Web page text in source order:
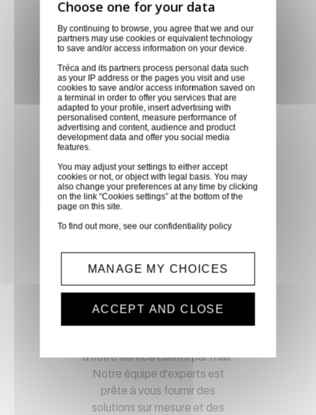
Livraison via GLS
Retirer vos produits
directement en magasin ou
faites vous livrer chez vous ou
dans les points relais de notre
partenaire GLS, partout en
France métropolitaine et en
Europe entre 24h et 48h après
mise à disposition des produits
à notre transporteur.
Paiement sécurisé
Paiement CB, virement,
Service client
Optez pour la tranquillité
d'esprit en confiant vos
à notre service clients par mail.
Notre équipe d'experts est
prête à vous fournir des
solutions sur mesure et des
By continuing to browse, you agree that we and our
partners may use cookies or equivalent technology
to save and/or access information on your device.
Tréca and its partners process personal data such
as your IP address or the pages you visit and use
cookies to save and/or access information saved on
a terminal in order to offer you services that are
adapted to your profile, insert advertising with
personalised content, measure performance of
advertising and content, audience and product
development data and offer you social media
features.
You may adjust your settings to either accept
cookies or not, or object with legal basis. You may
also change your preferences at any time by clicking
on the link “Cookies settings” at the bottom of the
page on this site.
To find out more, see ourconfidentiality policy
MANAGE MY CHOICES
ACCEPT AND CLOSE